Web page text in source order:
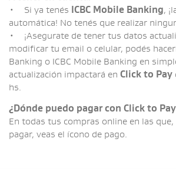
• Si ya tenés
ICBC Mobile Banking,
automática! No tenés que realizar
• ¡Asegurate de tener tus datos
modificar tu email o celular, podés
Banking o ICBC Mobile Banking en
actualización impactará en Click to Pay
hs.
¿Dónde puedo pagar con Click to
En todas tus compras online en las
pagar, veas el ícono de pago.